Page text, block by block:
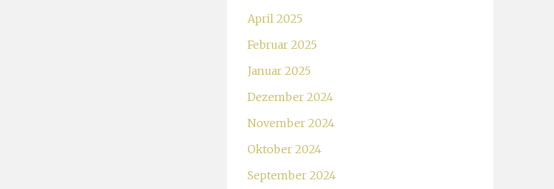
April 2025
Februar 2025
Januar 2025
Dezember 2024
November 2024
Oktober 2024
September 2024